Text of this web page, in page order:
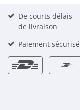
De courts délais
de livraison
Paiement sécurisé